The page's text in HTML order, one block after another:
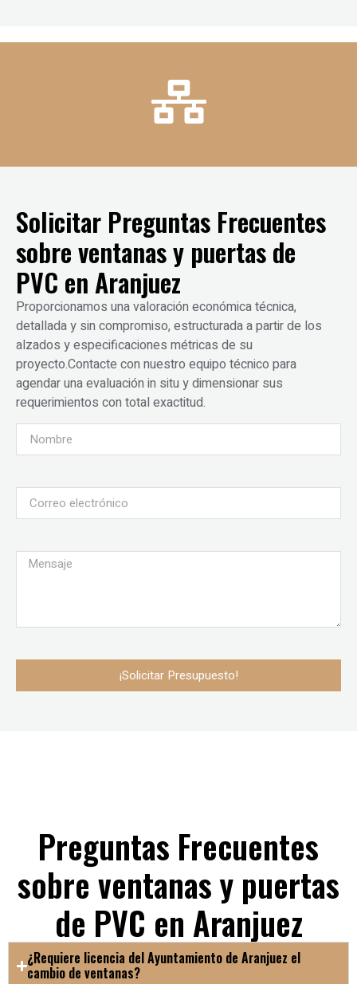
Solicitar Preguntas Frecuentes
sobre ventanas y puertas de
PVC en Aranjuez
Proporcionamos una valoración económica técnica,
detallada y sin compromiso, estructurada a partir de los
alzados y especificaciones métricas de su
proyecto.Contacte con nuestro equipo técnico para
agendar una evaluación in situ y dimensionar sus
requerimientos con total exactitud.
¡Solicitar Presupuesto!
Preguntas Frecuentes
sobre ventanas y puertas
de PVC en Aranjuez
¿Requiere licencia del Ayuntamiento de Aranjuez el
cambio de ventanas?